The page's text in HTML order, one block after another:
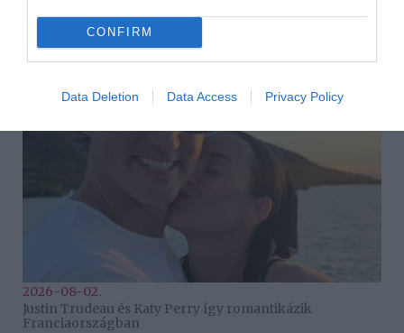
CONFIRM
Data Deletion Data Access Privacy Policy
2026-08-04.
Mel C szüleit is elvitte nászútjára
2026-08-02.
Justin Trudeau és Katy Perry így romantikázik
Franciaországban